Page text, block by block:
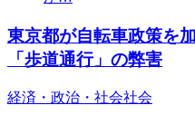
東京都が自転車政策を
「歩道通行」の弊害
経済・政治・社会社会